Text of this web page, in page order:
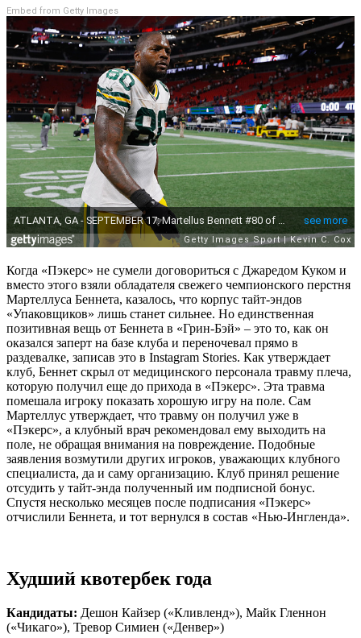
Embed from Getty Images
Когда «Пэкерс» не сумели договориться с Джаредом Куком и
вместо этого взяли обладателя свежего чемпионского перстня
Мартеллуса Беннета, казалось, что корпус тайт-эндов
«Упаковщиков» лишь станет сильнее. Но единственная
позитивная вещь от Беннета в «Грин-Бэй» – это то, как он
оказался заперт на базе клуба и переночевал прямо в
раздевалке, записав это в Instagram Stories. Как утверждает
клуб, Беннет скрыл от медицинского персонала травму плеча,
которую получил еще до прихода в «Пэкерс». Эта травма
помешала игроку показать хорошую игру на поле. Сам
Мартеллус утверждает, что травму он получил уже в
«Пэкерс», а клубный врач рекомендовал ему выходить на
поле, не обращая внимания на повреждение. Подобные
заявления возмутили других игроков, уважающих клубного
специалиста, да и саму организацию. Клуб принял решение
отсудить у тайт-энда полученный им подписной бонус.
Спустя несколько месяцев после подписания «Пэкерс»
отчислили Беннета, и тот вернулся в состав «Нью-Ингленда».
Худший квотербек года
Кандидаты: Дешон Кайзер («Кливленд»), Майк Гленнон
(«Чикаго»), Тревор Симиен («Денвер»)